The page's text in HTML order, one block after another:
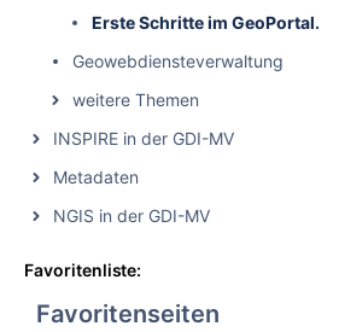
Erste Schritte im GeoPortal.MV
Geowebdiensteverwaltung
weitere Themen
INSPIRE in der GDI-MV
Metadaten
NGIS in der GDI-MV
Favoritenliste:
Favoritenseiten